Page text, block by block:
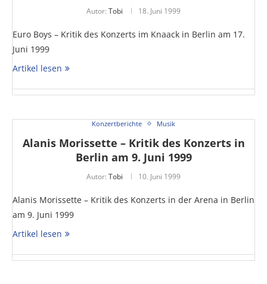
Autor: Tobi 18. Juni 1999
Euro Boys – Kritik des Konzerts im Knaack in Berlin am 17.
Juni 1999
Artikel lesen
Konzertberichte Musik
Alanis Morissette – Kritik des Konzerts in
Berlin am 9. Juni 1999
Autor: Tobi 10. Juni 1999
Alanis Morissette – Kritik des Konzerts in der Arena in Berlin
am 9. Juni 1999
Artikel lesen